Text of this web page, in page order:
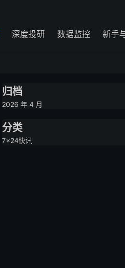
深度投研 数据监控 新手
归档
2026 年 4 月
分类
7×24快讯